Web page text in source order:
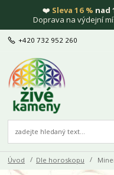
❤️ Sleva 16 % nad
Doprava na výdejní
+420 732 952 260
Úvod Dle horoskopu